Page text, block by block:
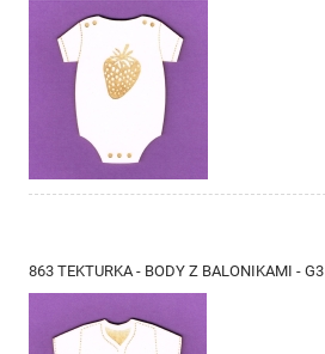
863 TEKTURKA - BODY Z BALONIKAMI - G3